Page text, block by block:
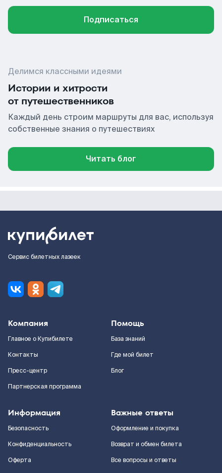
Подписаться
Делимся классными идеями
Истории и хитрости
от путешественников
Каждый день строим маршруты для вас, используя
собственные знания о путешествиях
Читать блог
Сервис билетных лазеек
Компания
Главное о Купибилете
Контакты
Пресс-центр
Партнерская программа
Помощь
База знаний
Где мой билет
Блог
Информация
Безопасность
Конфиденциальность
Оферта
Важные ответы
Оформление и покупка
Возврат и обмен билета
Все вопросы и ответы